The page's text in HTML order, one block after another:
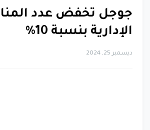
جوجل تخفض عدد
الإدارية بنسبة 10%
ديسمبر 25, 2024